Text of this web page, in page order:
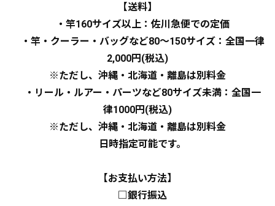
【送料】
・竿160サイズ以上：佐川急便での定価
・竿・クーラー・バッグなど80～150サイズ：全国一律
2,000円(税込)
※ただし、沖縄・北海道・離島は別料金
・リール・ルアー・パーツなど80サイズ未満：全国一
律1000円(税込)
※ただし、沖縄・北海道・離島は別料金
日時指定可能です。
【お支払い方法】
□銀行振込